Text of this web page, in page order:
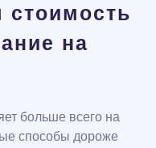
стоимость
на
больше всего на
способы дороже